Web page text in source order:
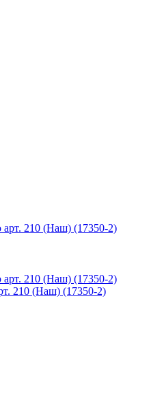
210 (Наш) (17350-2)